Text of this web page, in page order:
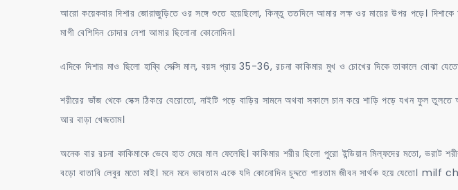
ও
চুদলাম
আরো কয়েকবার দিশার জোরাজুড়িতে ওর সঙ্গে শুতে হয়েছিলো, কিন্তু ততদিনে আমার লক্ষ ওর মায়ের উপর পড়ে।
মাগী বেশিদিন চোদার নেশা আমার ছিলোনা কোনোদিন।
এদিকে দিশার মাও ছিলো হাব্বি সেক্সি মাল, বয়স প্রায় 35-36, রচনা কাকিমার মুখ ও চোখের দিকে তাকালে বোঝা
শরীরের ভাঁজ থেকে সেক্স ঠিকরে বেরোতো, নাইটি পড়ে বাড়ির সামনে অথবা সকালে চান করে শাড়ি পড়ে যখন ফুল
আর বাড়া খেজতাম।
অনেক বার রচনা কাকিমাকে ভেবে হাত মেরে মাল ফেলেছি। কাকিমার শরীর ছিলো পুরো ইন্ডিয়ান মিল্ফদের মতো, ভরাট
বড়ো বাতাবি লেবুর মতো মাই। মনে মনে ভাবতাম একে যদি কোনোদিন চুদ্দতে পারতাম জীবন সার্থক হয়ে যেতো।